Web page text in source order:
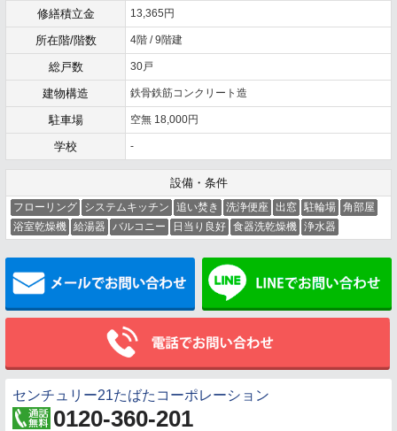
修繕積立金 13,365円
所在階/階数 4階 / 9階建
総戸数 30戸
建物構造 鉄骨鉄筋コンクリート造
駐車場 空無 18,000円
学校 -
設備・条件
フローリング システムキッチン 追い焚き 洗浄便座 出窓 駐輪場 角部屋
浴室乾燥機 給湯器 バルコニー 日当り良好 食器洗乾燥機 浄水器
メールでお問い合わせ
センチュリー21たばたコーポレーション
0120-360-201